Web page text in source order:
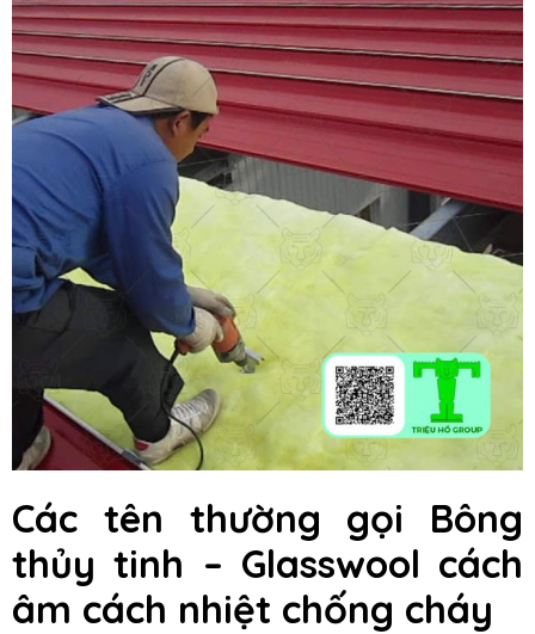
Các tên thường gọi Bông
thủy tinh – Glasswool cách
âm cách nhiệt chống cháy